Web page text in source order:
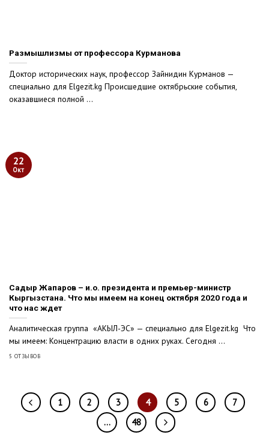
Размышлизмы от профессора Курманова
Доктор исторических наук, профессор Зайнидин Курманов —
специально для Elgezit.kg Происшедшие октябрьские события,
оказавшиеся полной ...
Садыр Жапаров – и.о. президента и премьер-министр
Кыргызстана. Что мы имеем на конец октября 2020 года и
что нас ждет
Аналитическая группа «АКЫЛ-ЭС» — специально для Elgezit.kg Что
мы имеем: Концентрацию власти в одних руках. Сегодня ...
5 ОТЗЫВОВ
22
Окт
1 2 3 4 5 6
7
…
48